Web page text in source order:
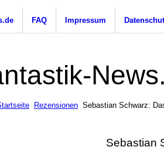
FAQ Impressum
Rezensionen Sebastian Schwarz:
Sebastian